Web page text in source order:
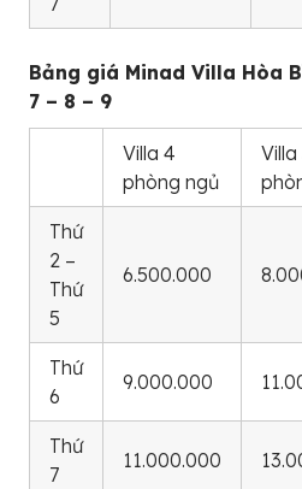
Bảng giá Minad Villa Hòa
7 – 8 – 9
Villa 4
phòng ngủ
Villa
Thứ
2 –
Thứ
5
6.500.000
Thứ
6
9.000.000
Thứ
7
11.000.000